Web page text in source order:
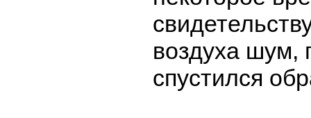
воздуха шум,
спустился